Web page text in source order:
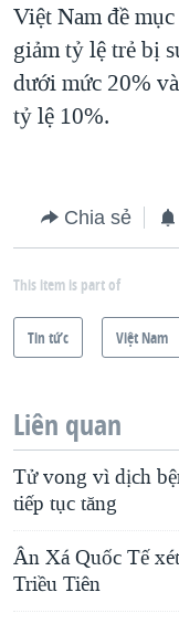
Việt Nam đề
giảm tỷ lệ trẻ bị
dưới mức 20%
tỷ lệ 10%.
Chia sẻ
This item is part of
Tin tức Việt Nam
Liên quan
Tử vong vì dịch
tiếp tục tăng
Ân Xá Quốc Tế
Triều Tiên